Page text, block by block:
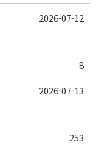
8
2026-07-12
253
2026-07-13